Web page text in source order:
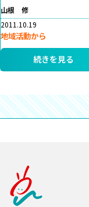
山根 修
2011.10.19
地域活動から
続きを見る